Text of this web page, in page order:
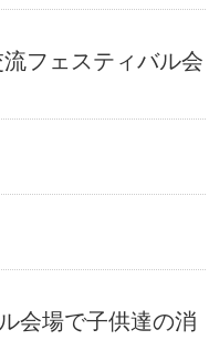
フェスティバル会
会場で子供達の消